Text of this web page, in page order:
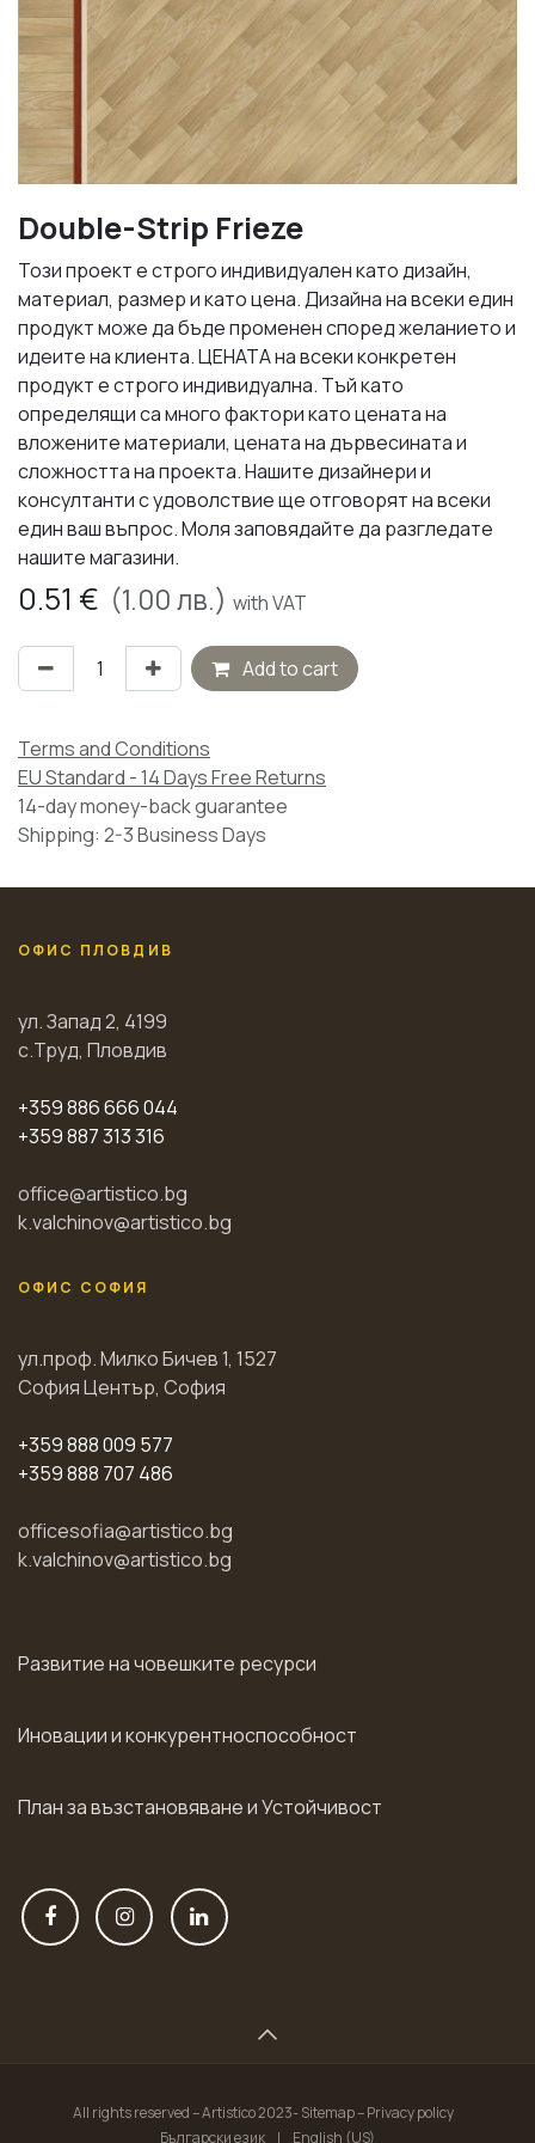
Double-Strip Frieze
Този проект е строго индивидуален като дизайн,
материал, размер и като цена. Дизайна на всеки един
продукт може да бъде променен според желанието и
идеите на клиента. ЦЕНАТА на всеки конкретен
продукт е строго индивидуална. Тъй като
определящи са много фактори като цената на
вложените материали, цената на дървесината и
сложността на проекта. Нашите дизайнери и
консултанти с удоволствие ще отговорят на всеки
един ваш въпрос. Моля заповядайте да разгледате
нашите магазини.
0.51 € (1.00лв.) with VAT
Add to cart
Terms and Conditions
EU Standard - 14 Days Free Returns
14-day money-back guarantee
Shipping: 2-3 Business Days
ОФИС ПЛОВДИВ
ул. Запад 2, 4199
с.Труд, Пловдив
+359 886 666 044
+359 887 313 316
office@artistico.bg
k.valchinov@artistico.bg
ОФИС СОФИЯ
ул.проф. Милко Бичев 1, 1527
София Център, София
+359 888 009 577
+359 888 707 486
officesofia@artistico.bg
k.valchinov@artistico.bg
Развитие на човешките ресурси
Иновации и конкурентноспособност
План за възстановяване и Устойчивост
All rights reserved – Artistico 2023- Sitemap – Privacy policy
Български език
| English (US)